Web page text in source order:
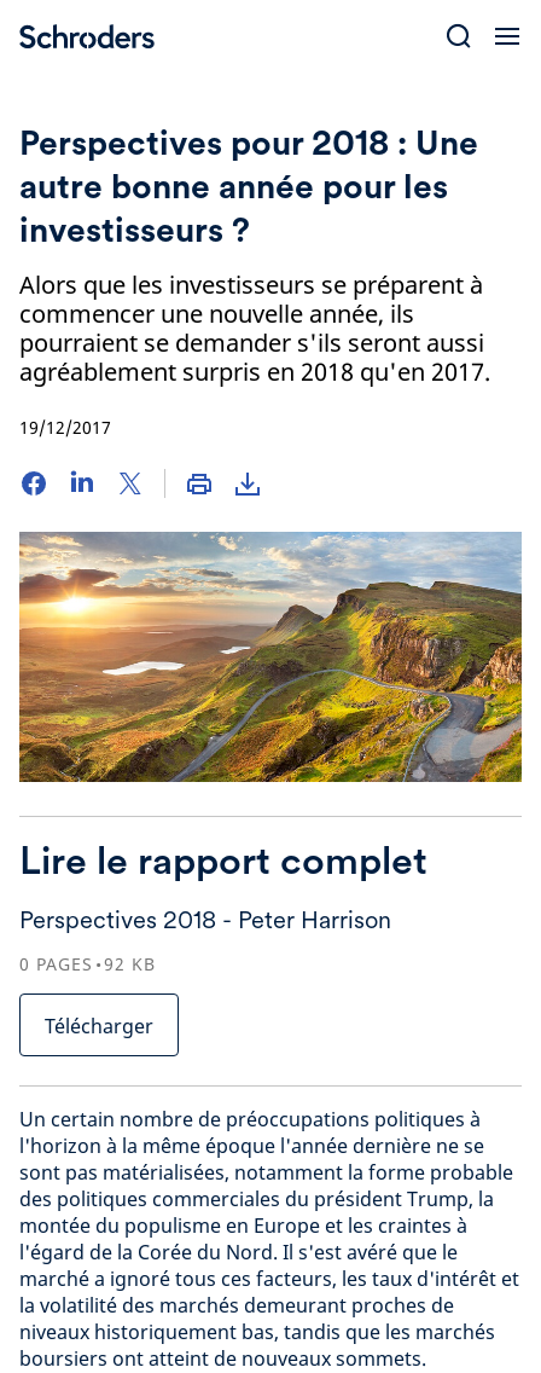
Perspectives pour 2018 : Une
autre bonne année pour les
investisseurs ?
Alors que les investisseurs se préparent à
commencer une nouvelle année, ils
pourraient se demander s'ils seront aussi
agréablement surpris en 2018 qu'en 2017.
19/12/2017
Lire le rapport complet
Perspectives 2018 - Peter Harrison
0 PAGES 92 KB
Télécharger
Un certain nombre de préoccupations politiques à
l'horizon à la même époque l'année dernière ne se
sont pas matérialisées, notamment la forme probable
des politiques commerciales du président Trump, la
montée du populisme en Europe et les craintes à
l'égard de la Corée du Nord. Il s'est avéré que le
marché a ignoré tous ces facteurs, les taux d'intérêt et
la volatilité des marchés demeurant proches de
niveaux historiquement bas, tandis que les marchés
boursiers ont atteint de nouveaux sommets.